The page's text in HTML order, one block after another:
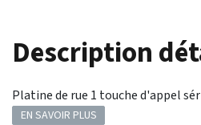
Description
Platine de rue 1 touche d'appel
EN SAVOIR PLUS